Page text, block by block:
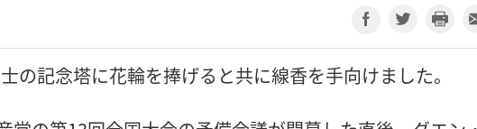
の記念塔に花輪を捧げると共に線香を手向けました。